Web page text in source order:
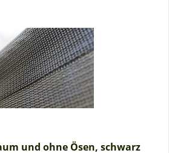
und ohne Ösen, schwarz